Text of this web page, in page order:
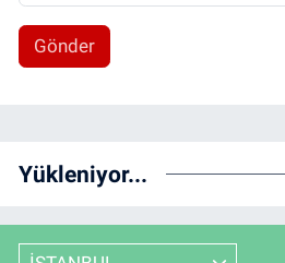
Gönder
Yükleniyor...